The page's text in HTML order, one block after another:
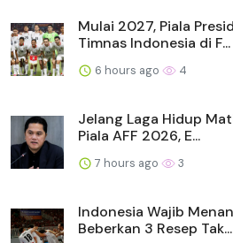
Mulai 2027, Piala
Timnas Indonesia di F...
6 hours ago 4
Jelang Laga Hidup
Piala AFF 2026, E...
7 hours ago 3
Indonesia Wajib
Beberkan 3 Resep Tak...